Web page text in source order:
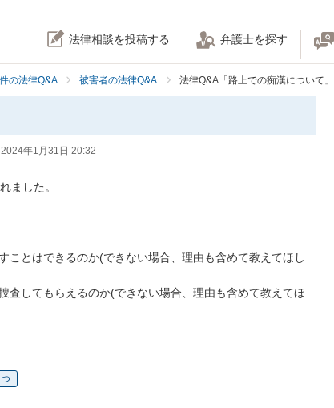
法律相談を投稿する 弁護士を探す
の法律Q&A 被害者の法律Q&A 法律Q&A「路上での痴漢について」
2024年1月31日 20:32
ました。
ことはできるのか(できない場合、理由も含めて教えてほし
査してもらえるのか(できない場合、理由も含めて教えてほ